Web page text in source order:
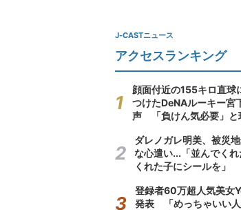
J-CASTニュース
アクセスランキング
顔面付近の155キロ直球
つけたDeNAルーキー宮
声 「負けん気必要」と
ダレノガレ明美、被災
な心遣い...「並んでく
くれた子にシールを」
登録者60万超人気美女
発表 「めっちゃいい